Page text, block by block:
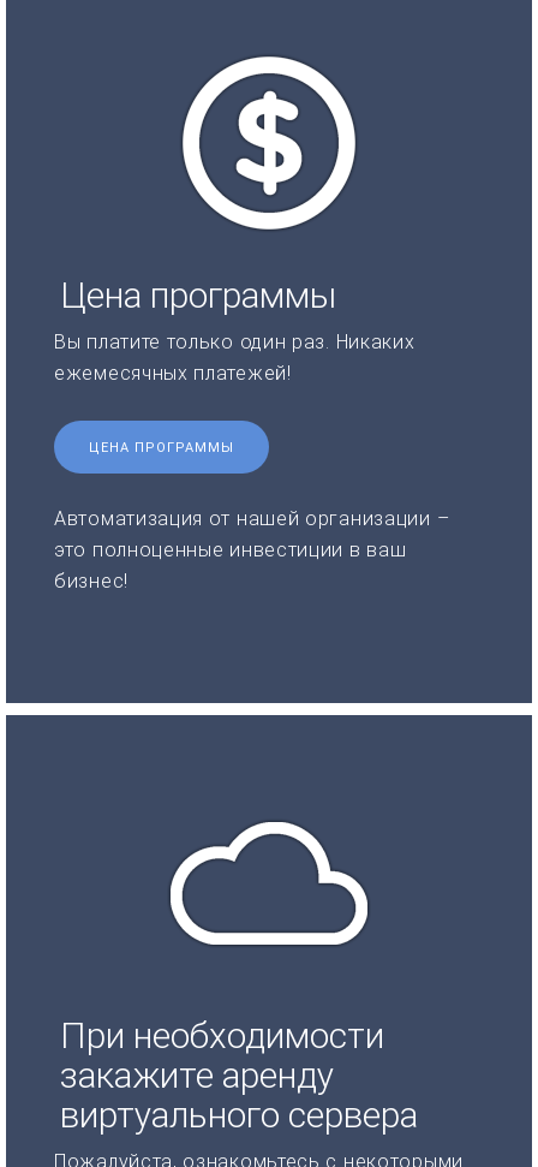
Цена программы
Вы платите только один раз. Никаких
ежемесячных платежей!
ЦЕНА ПРОГРАММЫ
Автоматизация от нашей организации –
это полноценные инвестиции в ваш
бизнес!
При необходимости
закажите аренду
виртуального сервера
Пожалуйста, ознакомьтесь с некоторыми